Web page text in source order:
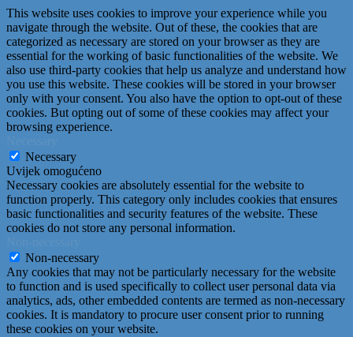
This website uses cookies to improve your experience while you
navigate through the website. Out of these, the cookies that are
categorized as necessary are stored on your browser as they are
essential for the working of basic functionalities of the website. We
also use third-party cookies that help us analyze and understand how
you use this website. These cookies will be stored in your browser
only with your consent. You also have the option to opt-out of these
cookies. But opting out of some of these cookies may affect your
browsing experience.
Necessary
Uvijek omogućeno
Necessary cookies are absolutely essential for the website to
function properly. This category only includes cookies that ensures
basic functionalities and security features of the website. These
cookies do not store any personal information.
Non-necessary
Any cookies that may not be particularly necessary for the website
to function and is used specifically to collect user personal data via
analytics, ads, other embedded contents are termed as non-necessary
cookies. It is mandatory to procure user consent prior to running
these cookies on your website.